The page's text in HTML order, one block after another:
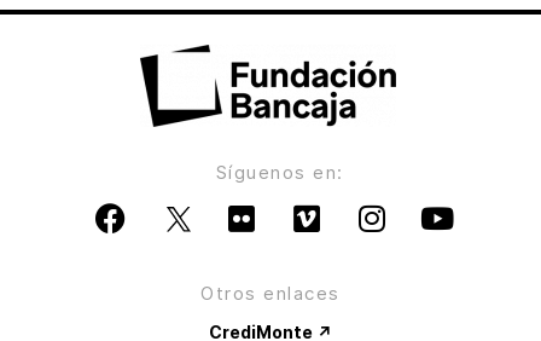
Síguenos en:
Otros enlaces
CrediMonte ↗